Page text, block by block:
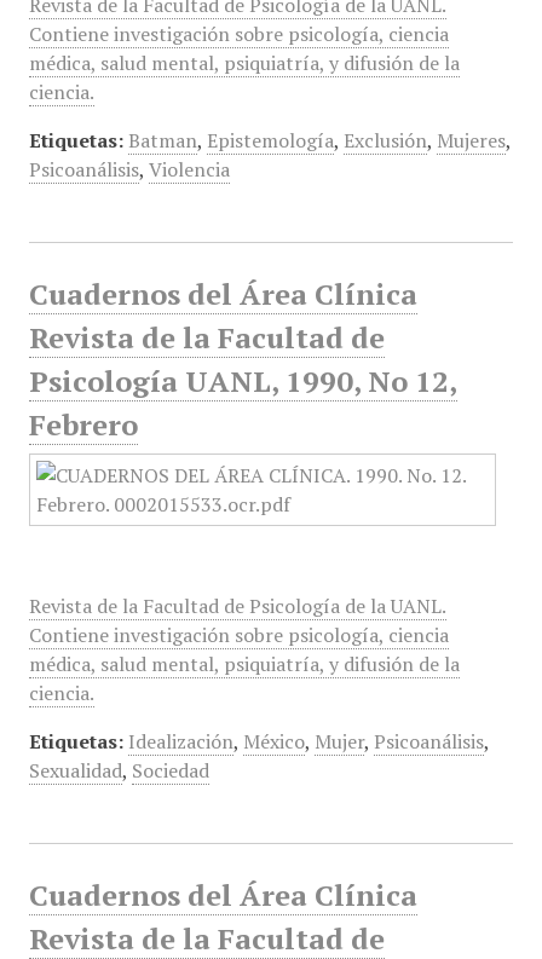
Contiene investigación sobre psicología, ciencia
médica, salud mental, psiquiatría, y difusión de la
ciencia.
Etiquetas: Batman, Epistemología, Exclusión, Mujeres,
Psicoanálisis, Violencia
Cuadernos del Área Clínica
Revista de la Facultad de
Psicología UANL, 1990, No 12,
Febrero
Revista de la Facultad de Psicología de la UANL.
Contiene investigación sobre psicología, ciencia
médica, salud mental, psiquiatría, y difusión de la
ciencia.
Etiquetas: Idealización, México, Mujer, Psicoanálisis,
Sexualidad, Sociedad
Cuadernos del Área Clínica
Revista de la Facultad de